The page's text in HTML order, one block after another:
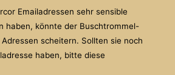
Emailadressen sehr sensible
haben, könnte der Buschtrommel-
scheitern. Sollten sie noch
haben, bitte diese